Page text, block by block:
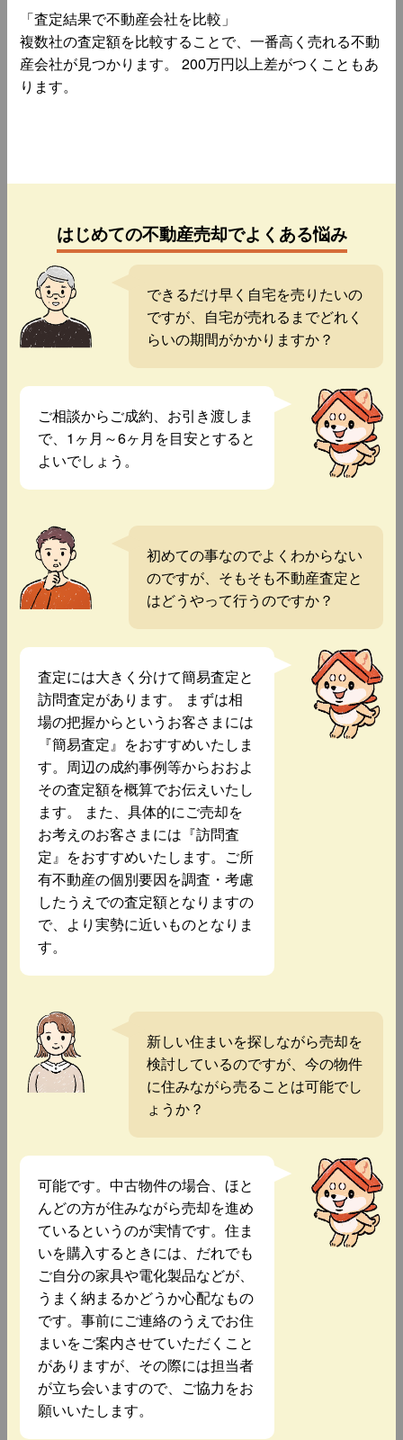
「査定結果で不動産会社を比較」
複数社の査定額を比較することで、一番高く売れる不動
産会社が見つかります。 200万円以上差がつくこともあ
ります。
はじめての不動産売却でよくある悩み
できるだけ早く自宅を売りたいの
ですが、自宅が売れるまでどれく
らいの期間がかかりますか？
ご相談からご成約、お引き渡しま
で、1ヶ月～6ヶ月を目安とすると
よいでしょう。
初めての事なのでよくわからない
のですが、そもそも不動産査定と
はどうやって行うのですか？
査定には大きく分けて簡易査定と
訪問査定があります。 まずは相
場の把握からというお客さまには
『簡易査定』をおすすめいたしま
す。周辺の成約事例等からおおよ
その査定額を概算でお伝えいたし
ます。 また、具体的にご売却を
お考えのお客さまには『訪問査
定』をおすすめいたします。ご所
有不動産の個別要因を調査・考慮
したうえでの査定額となりますの
で、より実勢に近いものとなりま
す。
新しい住まいを探しながら売却を
検討しているのですが、今の物件
に住みながら売ることは可能でし
ょうか？
可能です。中古物件の場合、ほと
んどの方が住みながら売却を進め
ているというのが実情です。住ま
いを購入するときには、だれでも
ご自分の家具や電化製品などが、
うまく納まるかどうか心配なもの
です。事前にご連絡のうえでお住
まいをご案内させていただくこと
がありますが、その際には担当者
が立ち会いますので、ご協力をお
願いいたします。